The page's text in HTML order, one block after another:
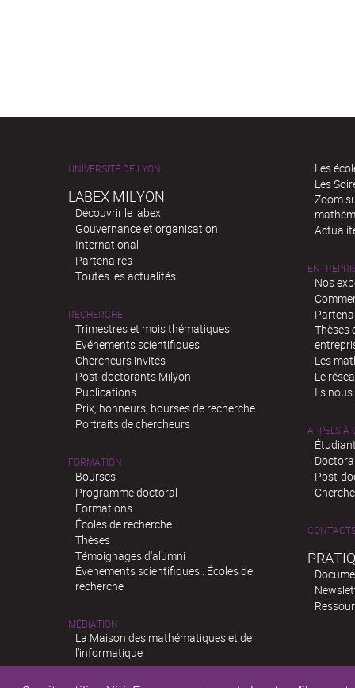
UNIVERSITÉ DE LYON
LABEX MILYON
Découvrir le labex
Gouvernance et organisation
International
Partenaires
Toutes les actualités
RECHERCHE
Trimestres et mois thématiques
Evénements scientifiques
Chercheurs invités
Post-doctorants Milyon
Publications
Prix, honneurs, bourses de recherche
Portraits de chercheurs
FORMATION
Bourses
Programme doctoral
Formations
Écoles de recherche
Thèses
Témoignages d'alumni
Évenements scientifiques : Écoles de
recherche
MÉDIATION
La Maison des mathématiques et de
l’informatique
Les
Les
Zoom
Nos
Thèses
Les
Le
Ils
APPELS À
Post-